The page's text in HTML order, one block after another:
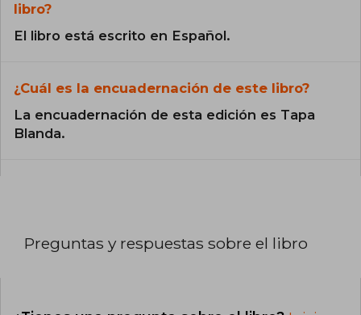
libro?
El libro está escrito en Español.
¿Cuál es la encuadernación de este libro?
La encuadernación de esta edición es Tapa
Blanda.
Preguntas y respuestas sobre el libro